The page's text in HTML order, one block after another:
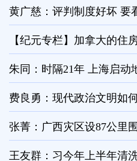
黄广慈：评判制度好坏 要
【纪元专栏】加拿大的住
朱同：时隔21年 上海启动
费良勇：现代政治文明如
张菁：广西灾区设87公里
王友群：习今年上半年清